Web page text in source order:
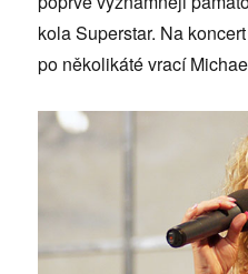
kola Superstar. Na
po několikáté vrací